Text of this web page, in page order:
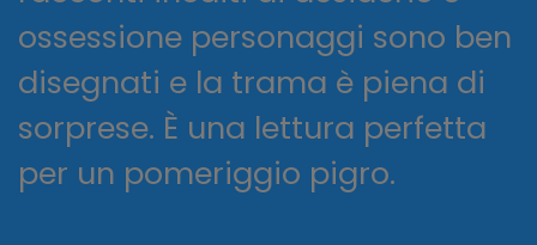
ossessione personaggi sono ben
disegnati e la trama è piena di
sorprese. È una lettura perfetta
per un pomeriggio pigro.